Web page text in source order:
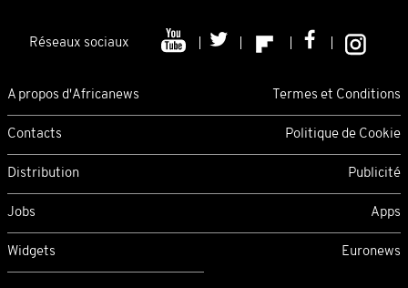
Réseaux sociaux
A propos d'Africanews Termes et Conditions
Contacts Politique de Cookie
Distribution Publicité
Jobs Apps
Widgets Euronews